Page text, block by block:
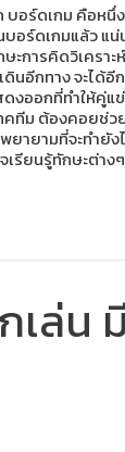
ร์ดเกม คือหนึ่
อร์ดเกมแล้ว
ะการคิดวิเคร
นอีกทาง จะได้
งออกที่ทำให้คู่
ทีม ต้องคอยช่ว
ายามที่จะทำยั
เรียนรู้ทักษะต่าง
ล่น